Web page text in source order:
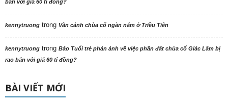
bán với giá 60 tỉ đồng?
kennytruong trong Vãn cảnh chùa cổ ngàn năm ở Triều Tiên
kennytruong trong Báo Tuổi trẻ phản ảnh về việc phần đất chùa cổ Giác Lâm bị
rao bán với giá 60 tỉ đồng?
BÀI VIẾT MỚI